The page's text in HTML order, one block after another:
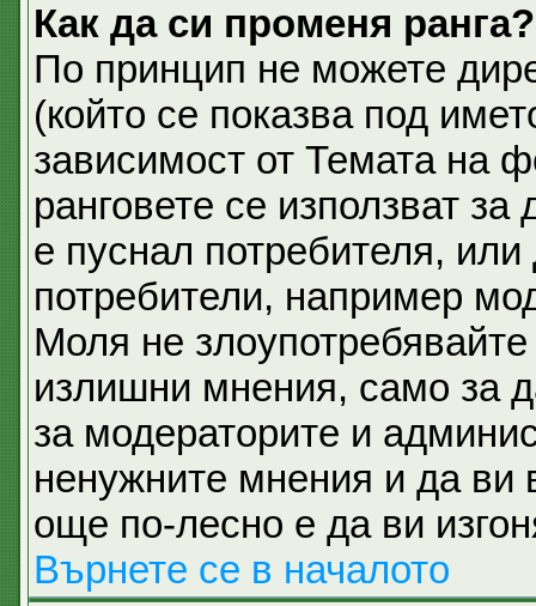
Как да си променя ранга?
По принцип не можете
(който се показва под
зависимост от Темата на
ранговете се използват
е пуснал потребителя,
потребители, например
Моля не
излишни мнения, само за
за модераторите и
ненужните мнения и да ви
още по-лесно е да ви
Върнете се в началото